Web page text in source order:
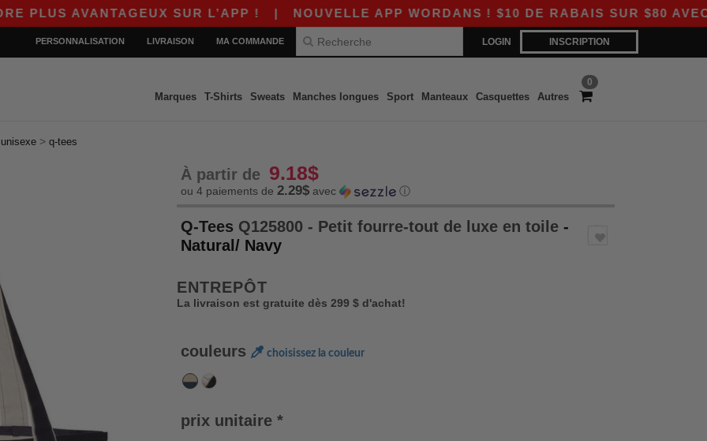
AVANTAGEUX SUR L’APP !| NOUVELLE APP WORDANS ! $10 DE RABAIS SUR $80 AVEC LE
LOGIN INSCRIPTION
PERSONNALISATION LIVRAISON MA COMMANDE
0
Marques T-Shirts Sweats Manches longues Sport Manteaux Casquettes Autres
unisexe > q-tees
À partir de 9.18$
ou 4 paiements de 2.29$ avec ⓘ
Q-Tees Q125800 - Petit fourre-tout de luxe en toile -
Natural/ Navy
ENTREPÔT
La livraison est gratuite dès 299 $ d'achat!
couleurs choisissez la couleur
prix unitaire *